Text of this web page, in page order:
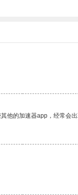
的加速器app，经常会